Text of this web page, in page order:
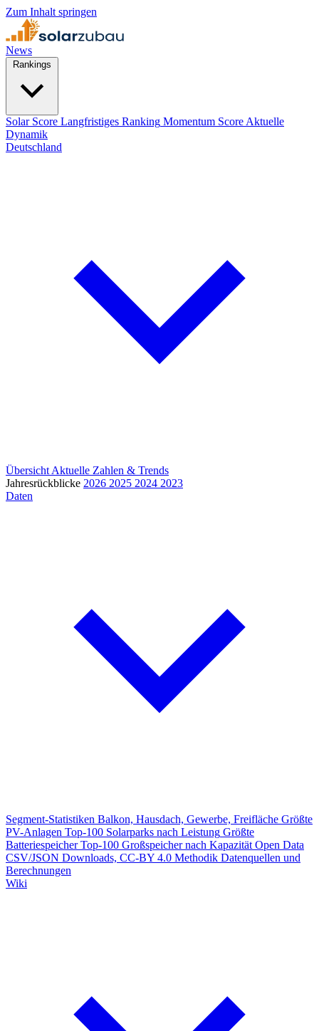
Zum Inhalt springen
News
Solar Score Langfristiges Ranking Momentum Score Aktuelle
Dynamik
Deutschland
Übersicht Aktuelle Zahlen & Trends
Jahresrückblicke 2026 2025 2024 2023
Daten
Segment-Statistiken Balkon, Hausdach, Gewerbe, Freifläche Größte
PV-Anlagen Top-100 Solarparks nach Leistung Größte
Batteriespeicher Top-100 Großspeicher nach Kapazität Open Data
CSV/JSON Downloads, CC-BY 4.0 Methodik Datenquellen und
Berechnungen
Wiki